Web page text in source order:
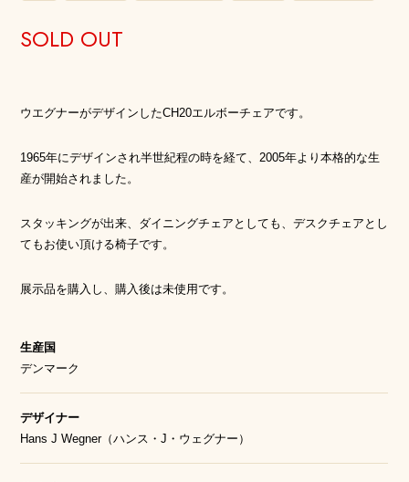
SOLD OUT
ウエグナーがデザインしたCH20エルボーチェアです。
1965年にデザインされ半世紀程の時を経て、2005年より本格的な生
産が開始されました。
スタッキングが出来、ダイニングチェアとしても、デスクチェアとし
てもお使い頂ける椅子です。
展示品を購入し、購入後は未使用です。
生産国
デンマーク
デザイナー
Hans J Wegner（ハンス・J・ウェグナー）